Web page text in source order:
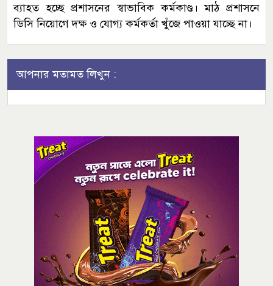
ব্যাহত হচ্ছে প্রশাসনের স্বাভাবিক কর্মকাণ্ড। মাঠ প্রশাসনে
ডিসি নিয়োগে দক্ষ ও যোগ্য কর্মকর্তা খুঁজে পাওয়া যাচ্ছে না।
আপনার মতামত লিখুন :